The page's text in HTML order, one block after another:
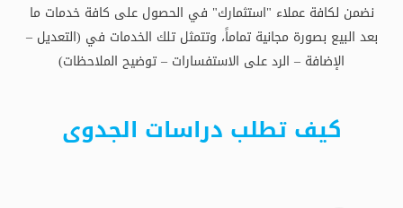
نضمن لكافة عملاء "استثمارك" في الحصول على كافة خدمات ما
بعد البيع بصورة مجانية تماماً، وتتمثل تلك الخدمات في (التعديل –
الإضافة – الرد على الاستفسارات – توضيح الملاحظات)
كيف تطلب دراسات الجدوى